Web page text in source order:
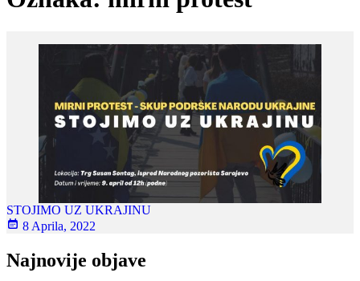
STOJIMO UZ UKRAJINU
8 Aprila, 2022
Najnovije objave